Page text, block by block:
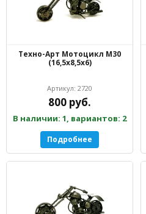
Техно-Арт Мотоцикл М30
(16,5х8,5х6)
Артикул: 2720
800 руб.
В наличии: 1, вариантов: 2
Подробнее